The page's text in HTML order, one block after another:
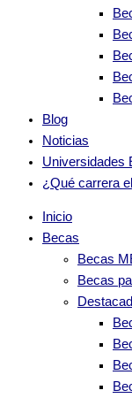
Blog
Noticias
Universidades
¿Qué carrera
Inicio
Becas
Becas
Becas